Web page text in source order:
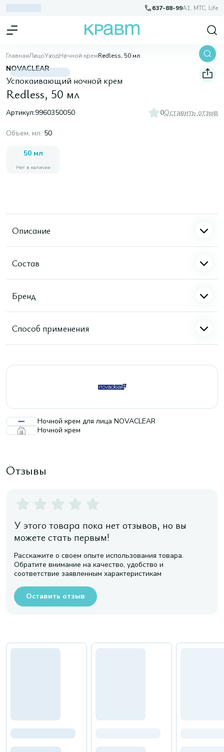
637-88-99A1, МТС, Life
ГлавнаяЛицоУходНочной кремRedless, 50 мл
NOVACLEAR
Успокаивающий ночной крем
Redless, 50 мл
Артикул:9960350050 0Оставить отзыв
Объем, мл: 50
50 мл
Нет в наличии
Описание
Состав
Бренд
Способ применения
Ночной крем для лица NOVACLEAR
Ночной крем
Отзывы
У этого товара пока нет отзывов, но вы
можете стать первым!
Расскажите о своем опыте использования товара.
Обратите внимание на качество, удобство и
соответствие заявленным характеристикам
Оставить отзыв